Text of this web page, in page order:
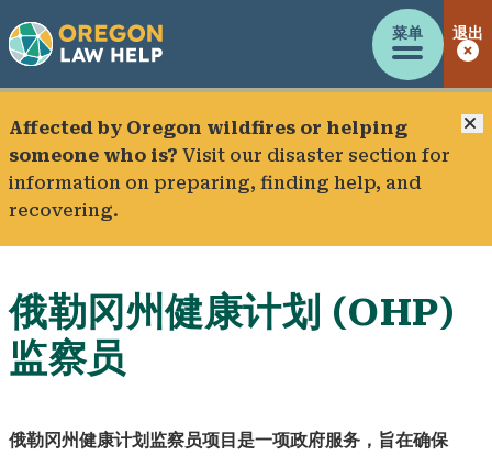
菜单 退出
Affected by Oregon wildfires or helping
someone who is? Visit our disaster section for
information on preparing, finding help, and
recovering.
俄勒冈州健康计划 (OHP)
监察员
俄勒冈州健康计划监察员项目是一项政府服务，旨在确保